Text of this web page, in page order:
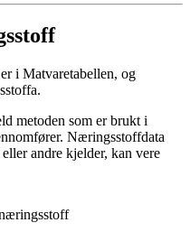
i Matvaretabellen, og
metoden som er brukt i
Næringsstoffdata
andre kjelder, kan vere